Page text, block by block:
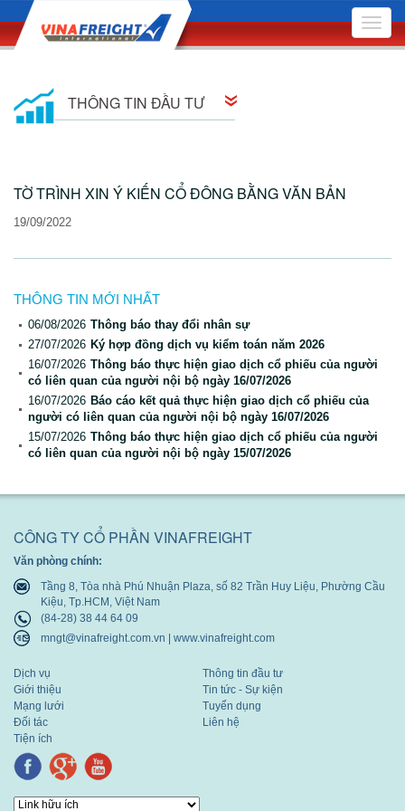
Toggle
THÔNG TIN ĐẦU TƯ
Báo cáo quản trị công ty
Bản cáo bạch
Báo cáo tài chính
Báo cáo thường niên
TỜ TRÌNH XIN Ý KIẾN CỔ ĐÔNG BẰNG VĂN BẢN
19/09/2022
THÔNG TIN MỚI NHẤT
06/08/2026 Thông báo thay đổi nhân sự
27/07/2026 Ký hợp đồng dịch vụ kiểm toán năm 2026
16/07/2026 Thông báo thực hiện giao dịch cổ phiếu của người
có liên quan của người nội bộ ngày 16/07/2026
16/07/2026 Báo cáo kết quả thực hiện giao dịch cổ phiếu của
người có liên quan của người nội bộ ngày 16/07/2026
15/07/2026 Thông báo thực hiện giao dịch cổ phiếu của người
có liên quan của người nội bộ ngày 15/07/2026
CÔNG TY CỔ PHẦN VINAFREIGHT
Văn phòng chính:
Tầng 8, Tòa nhà Phú Nhuận Plaza, số 82 Trần Huy Liệu, Phường Cầu
Kiệu, Tp.HCM, Việt Nam
(84-28) 38 44 64 09
mngt@vinafreight.com.vn | www.vinafreight.com
Dịch vụ
Giới thiệu
Mạng lưới
Đối tác
Tiện ích
Thông tin đầu tư
Tin tức - Sự kiện
Tuyển dụng
Liên hệ